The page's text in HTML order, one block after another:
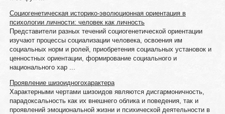
Социогенетическая историко-эволюционная ориентация в
психологии личности: человек как личность
Представители разных течений социогенетической ориентации
изучают процессы социализации человека, освоения им
социальных норм и ролей, приобретения социальных установок и
ценностных ориентации, формирование социального и
национального хар ...
Проявление шизоидногохарактера
Характерными чертами шизоидов являются дисгармоничность,
парадоксальность как их внешнего облика и поведения, так и
проявлений эмоциональной жизни и психической деятельности в